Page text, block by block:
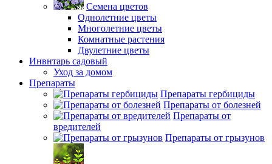
Семена цветов
Однолетние цветы
Многолетние цветы
Комнатные растения
Двулетние цветы
Инвнтарь садовый
Уход за домом
Препараты
Препараты гербициды
Препараты от болезней
Препараты от
вредителей
Препараты от грызунов